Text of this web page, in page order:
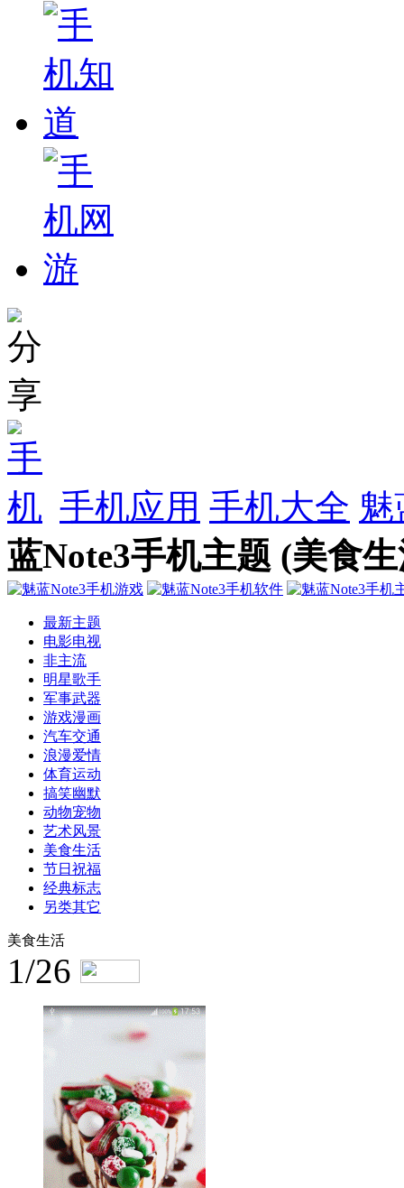
手机应用 手机大全 魅
蓝Note3手机主题 (美食
最新主题
电影电视
非主流
明星歌手
军事武器
游戏漫画
汽车交通
浪漫爱情
体育运动
搞笑幽默
动物宠物
艺术风景
美食生活
节日祝福
经典标志
另类其它
美食生活
1/26